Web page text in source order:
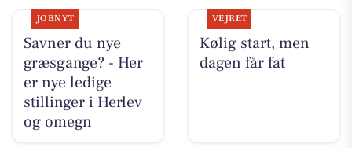
JOBNYT
Savner du nye
græsgange? - Her
er nye ledige
stillinger i Herlev
og omegn
VEJRET
Kølig start, men
dagen får fat